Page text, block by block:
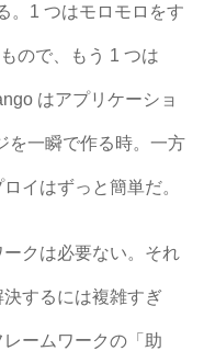
。1 つはモロモロをす
ので、もう 1 つは
はアプリケーショ
を一瞬で作る時。一方
イはずっと簡単だ。
クは必要ない。それ
するには複雑すぎ
ームワークの「助